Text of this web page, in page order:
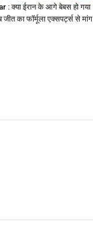
: क्या ईरान के आगे बेबस हो गया
का फॉर्मूला एक्सपर्ट्स से मांग